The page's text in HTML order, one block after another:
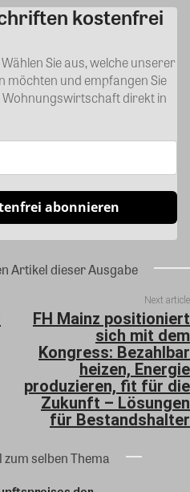
kostenfrei
Sie aus, welche unserer
möchten und empfangen Sie
direkt in
abonnieren
Artikel dieser Ausgabe
Next article
FH Mainz positioniert
sich mit dem
Kongress: Bezahlbar
heizen, Energie
produzieren, fit für die
Zukunft – Lösungen
für Bestandshalter
zum selben Thema